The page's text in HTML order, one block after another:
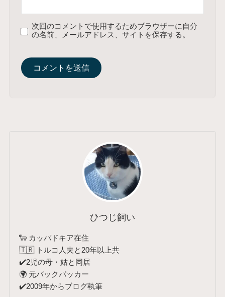
次回のコメントで使用するためブラウザーに自分
の名前、メールアドレス、サイトを保存する。
ひつじ飼い
🐑 カッパドキア在住
🇹🇷 トルコ人夫と20年以上共
✔️2児の母・姑と同居
🌍 元バックパッカー
✔️2009年からブログ執筆